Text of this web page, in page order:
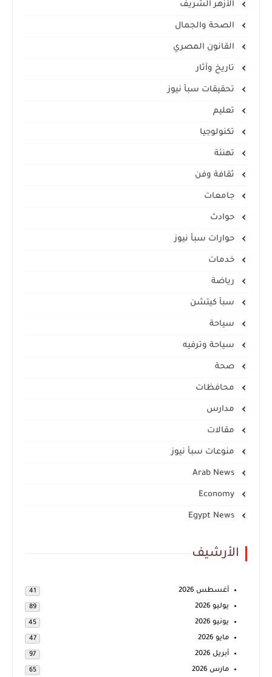
الأزهر الشريف
الصحة والجمال
القانون المصري
تاريخ وآثار
تحقيقات سبأ نيوز
تعليم
تكنولوجيا
تهنئة
ثقافة وفن
جامعات
حوادث
حوارات سبأ نيوز
خدمات
رياضة
سبأ كيتشن
سياحة
سياحة وترفيه
صحة
محافظات
مدارس
مقالات
منوعات سبأ نيوز
Arab News
Economy
Egypt News
الأرشيف
أغسطس 2026 41
يوليو 2026 89
يونيو 2026 45
مايو 2026 47
أبريل 2026 97
مارس 2026 65